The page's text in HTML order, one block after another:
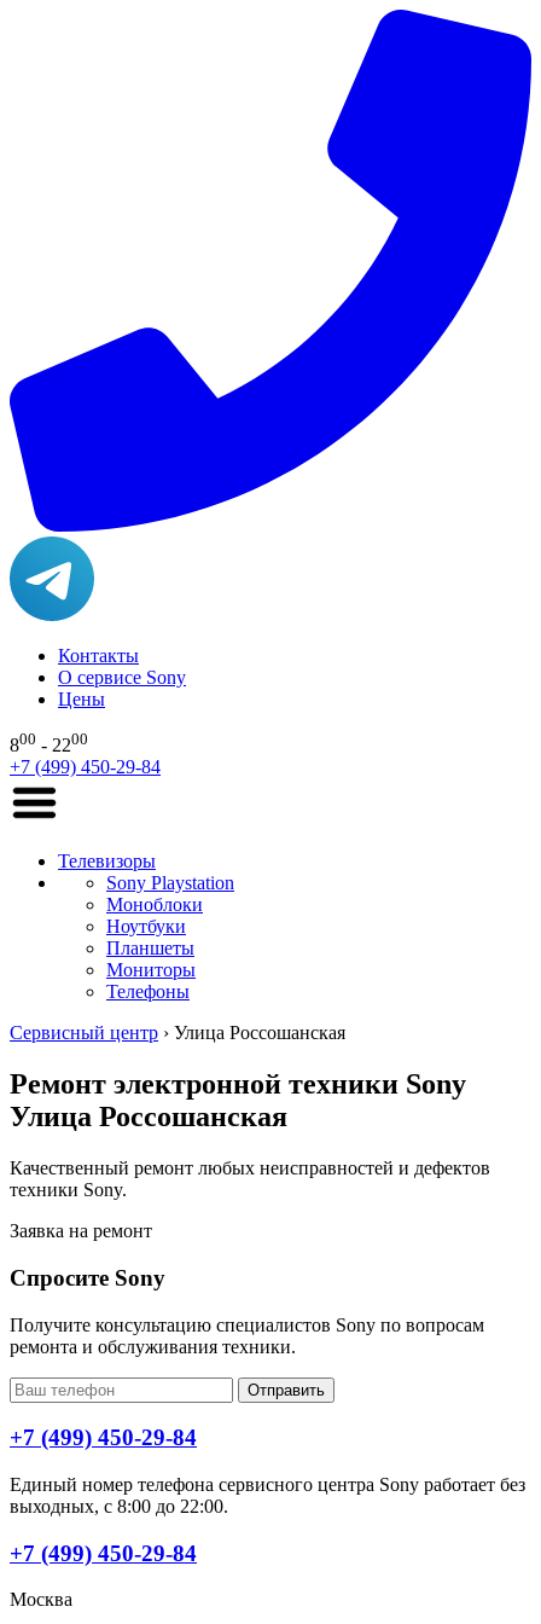
Контакты
О сервисе Sony
Цены
800 - 2200
+7 (499) 450-29-84
Телевизоры
Sony Playstation
Моноблоки
Ноутбуки
Планшеты
Мониторы
Телефоны
Сервисный центр › Улица Россошанская
Ремонт электронной техники Sony
Улица Россошанская
Качественный ремонт любых неисправностей и дефектов
техники Sony.
Заявка на ремонт
Спросите Sony
Получите консультацию специалистов Sony по вопросам
ремонта и обслуживания техники.
Отправить
+7 (499) 450-29-84
Единый номер телефона сервисного центра Sony работает без
выходных, с 8:00 до 22:00.
+7 (499) 450-29-84
Москва